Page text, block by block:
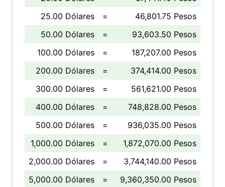
25.00 Dólares
=
46,801.75 Pesos
50.00 Dólares
=
93,603.50 Pesos
100.00 Dólares
=
187,207.00 Pesos
200.00 Dólares
=
374,414.00 Pesos
300.00 Dólares
=
561,621.00 Pesos
400.00 Dólares
=
748,828.00 Pesos
500.00 Dólares
=
936,035.00 Pesos
1,000.00 Dólares
=
1,872,070.00 Pesos
2,000.00 Dólares
=
3,744,140.00 Pesos
5,000.00 Dólares
= 9,360,350.00 Pesos